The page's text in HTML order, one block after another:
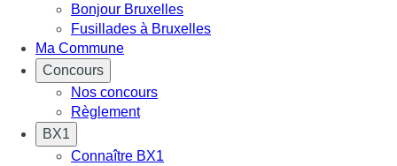
Bonjour Bruxelles
Fusillades à Bruxelles
Ma Commune
Concours
Nos concours
Règlement
BX1
Connaître BX1